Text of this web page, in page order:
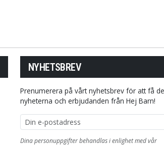
NYHETSBREV
Prenumerera på vårt nyhetsbrev för att få
nyheterna och erbjudanden från Hej Barn!
E-postadress
Dina personuppgifter behandlas i enlighet med vår